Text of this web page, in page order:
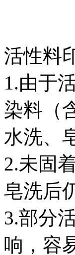
活性料
1.由于
染料（
水洗、
2.未固
皂洗后
3.部分
响，容